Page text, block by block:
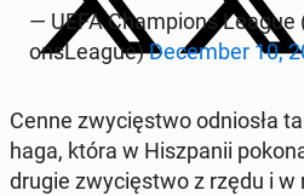
— UEFA Cham­pi­ons
onsLeague)De­cem­ber 10,
Cenne zwycięst­wo odniosła
haga, która w Hisz­panii
drugie zwycięst­wo z rzędu i w